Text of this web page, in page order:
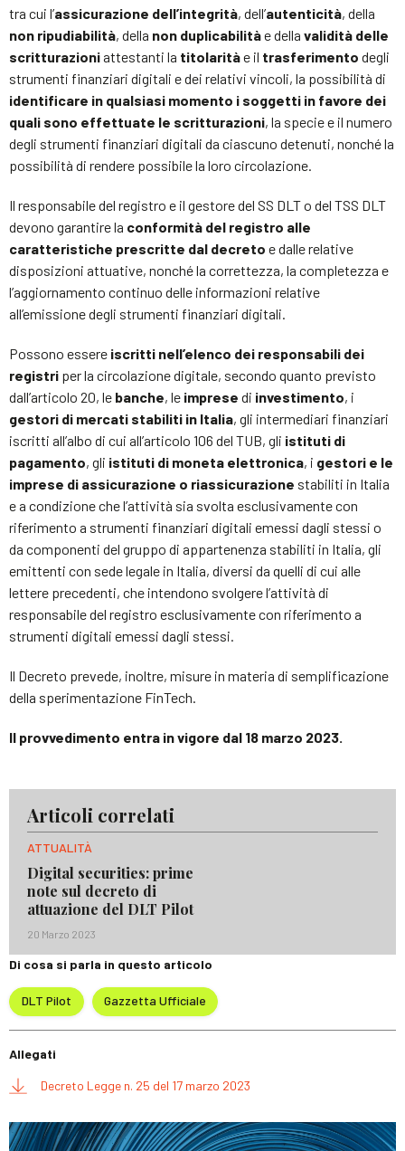
tra cui l’assicurazione dell’integrità, dell’autenticità, della
non ripudiabilità, della non duplicabilitàe della validità delle
scritturazioniattestanti la titolaritàe il trasferimento degli
strumenti finanziari digitali e dei relativi vincoli, la possibilità di
identificare in qualsiasi momento i soggetti in favore dei
quali sono effettuate le scritturazioni, la specie e il numero
degli strumenti finanziari digitali da ciascuno detenuti, nonché la
possibilità di rendere possibile la loro circolazione.
Il responsabile del registro e il gestore del SS DLT o del TSS DLT
devono garantire la conformità del registro alle
caratteristiche prescritte dal decreto e dalle relative
disposizioni attuative, nonché la correttezza, la completezza e
l’aggiornamento continuo delle informazioni relative
all’emissione degli strumenti finanziari digitali.
Possono essere iscritti nell’elenco dei responsabili dei
registri per la circolazione digitale, secondo quanto previsto
dall’articolo 20, le banche, le imprese di investimento, i
gestori di mercati stabiliti in Italia, gli intermediari finanziari
iscritti all’albo di cui all’articolo 106 del TUB, gli istituti di
pagamento, gli istituti di moneta elettronica, i gestori e le
imprese di assicurazione o riassicurazione stabiliti in Italia
e a condizione che l’attività sia svolta esclusivamente con
riferimento a strumenti finanziari digitali emessi dagli stessi o
da componenti del gruppo di appartenenza stabiliti in Italia, gli
emittenti con sede legale in Italia, diversi da quelli di cui alle
lettere precedenti, che intendono svolgere l’attività di
responsabile del registro esclusivamente con riferimento a
strumenti digitali emessi dagli stessi.
Il Decreto prevede, inoltre, misure in materia di semplificazione
della sperimentazione FinTech.
Il provvedimento entra in vigore dal 18 marzo 2023.
Articoli correlati
ATTUALITÀ
Digital securities: prime
note sul decreto di
attuazione del DLT Pilot
20 Marzo 2023
Di cosa si parla in questo articolo
DLT Pilot Gazzetta Ufficiale
Allegati
Decreto Legge n. 25 del 17 marzo 2023